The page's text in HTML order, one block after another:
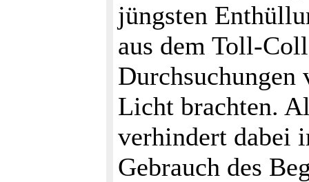
jüngsten
aus dem Toll-
Durchsuchungen
Licht brachten.
verhindert dabei
Gebrauch des